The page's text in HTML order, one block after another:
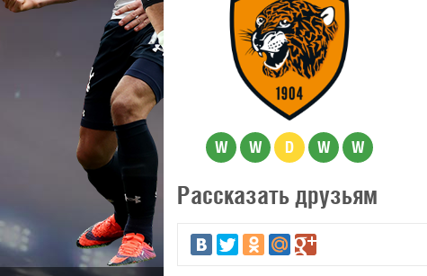
W W D W W
Рассказать друзьям